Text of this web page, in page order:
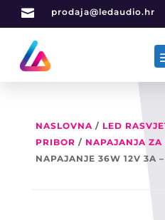
 prodaja@ledaudio.hr
NASLOVNA/ LED
PRIBOR / NAPAJANJA ZA
NAPAJANJE 36W 12V 3A